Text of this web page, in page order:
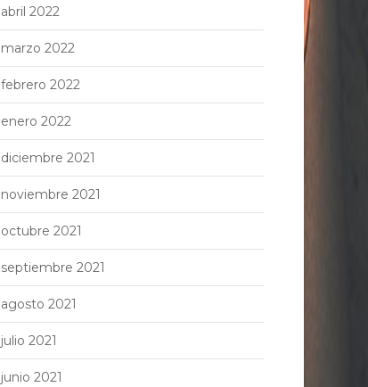
abril 2022
marzo 2022
febrero 2022
enero 2022
diciembre 2021
noviembre 2021
octubre 2021
septiembre 2021
agosto 2021
julio 2021
junio 2021